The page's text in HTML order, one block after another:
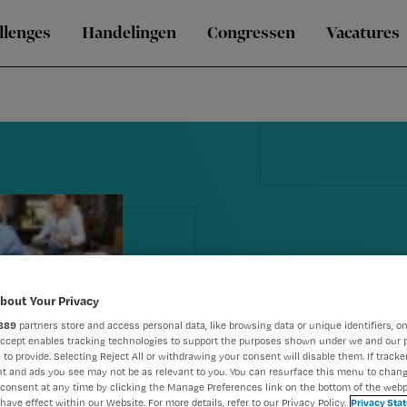
Handelingen Congressen Vacatures
Nursing
Your Privacy
partners store and access personal data, like browsing data or unique identifiers,
enables tracking technologies to support the purposes shown under we and our
to provide. Selecting Reject All or withdrawing your consent will disable them. If
and ads you see may not be as relevant to you. You can resurface this menu to
at any time by clicking the Manage Preferences link on the bottom of the
effect within our Website. For more details, refer to our Privacy Policy. Privacy